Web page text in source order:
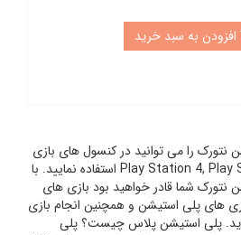
افزودن به سبد خرید
را می توانید در کنسول های بازی
Sony اعم از Play Station 4, Play Station 4 Pro استفاده نمایید. با
شما قادر خواهید بود بازی های
های پلی استیشن و همچنین انجام بازی
پلی استیشن پلاس چیست؟ پلی